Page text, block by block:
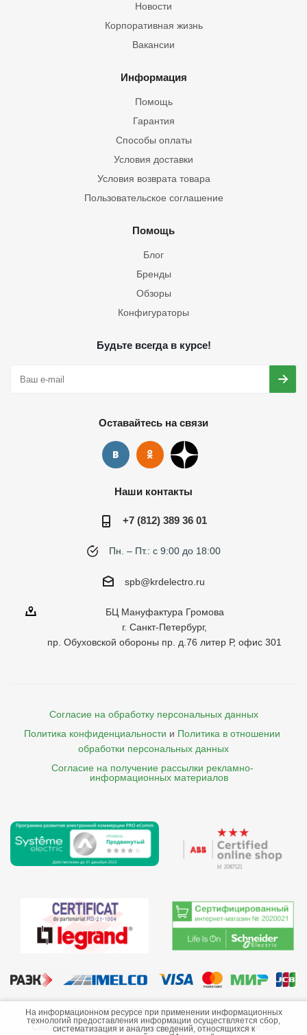
Новости
Корпоративная жизнь
Вакансии
Информация
Помощь
Гарантия
Способы оплаты
Условия доставки
Условия возврата товара
Пользовательское соглашение
Помощь
Блог
Бренды
Обзоры
Конфигураторы
Будьте всегда в курсе!
Оставайтесь на связи
Наши контакты
+7 (812) 389 36 01
Пн. – Пт.: с 9:00 до 18:00
spb@krdelectro.ru
БЦ Мануфактура Громова
г. Санкт-Петербург,
пр. Обуховской обороны пр. д.76 литер Р, офис 301
Согласие на обработку персональных данных
Политика конфиденциальности и Политика в отношении
обработки персональных данных
Согласие на получение рассылки рекламно-
    информационных материалов
©2013-2026 ООО «Краснодарэлектро»
Сайт носит информационный характер и не является
На информационном ресурсе при применении информационных
технологий предоставления информации осуществляется сбор,
систематизация и анализ сведений, относящихся к